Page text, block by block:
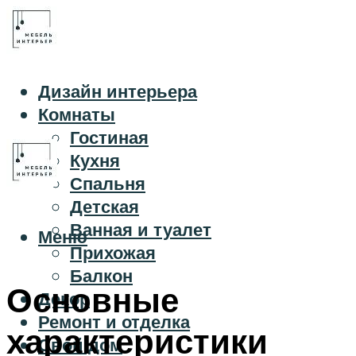
Дизайн интерьера
Комнаты
Гостиная
Кухня
Спальня
Детская
Ванная и туалет
Прихожая
Балкон
Декор
Ремонт и отделка
Свой дом
Меню
Основные
характеристики